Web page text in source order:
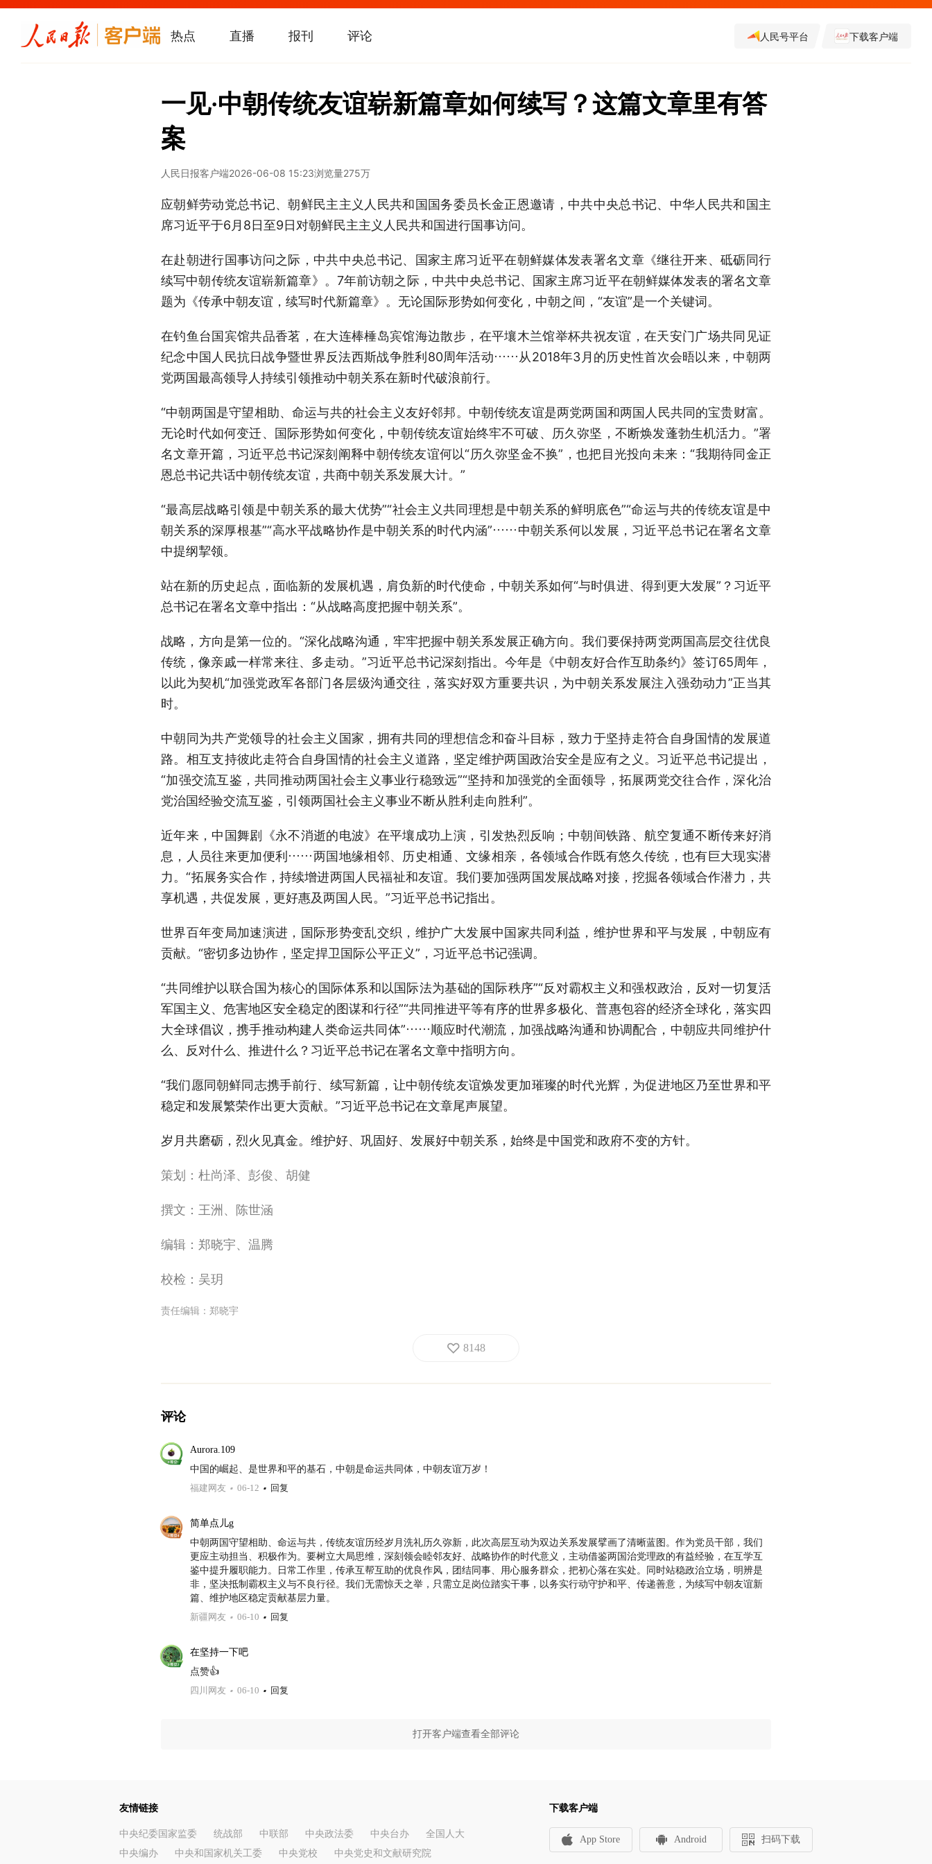
热点 直播 报刊 评论 人民号平台 下载客户端
一见·中朝传统友谊崭新篇章如何续写？这篇文章里有答
案
人民日报客户端2026-06-08 15:23浏览量275万
应朝鲜劳动党总书记、朝鲜民主主义人民共和国国务委员长金正恩邀请，中共中央总书记、中华人民共和国主
席习近平于6月8日至9日对朝鲜民主主义人民共和国进行国事访问。
在赴朝进行国事访问之际，中共中央总书记、国家主席习近平在朝鲜媒体发表署名文章《继往开来、砥砺同行
续写中朝传统友谊崭新篇章》。7年前访朝之际，中共中央总书记、国家主席习近平在朝鲜媒体发表的署名文章
题为《传承中朝友谊，续写时代新篇章》。无论国际形势如何变化，中朝之间，“友谊”是一个关键词。
在钓鱼台国宾馆共品香茗，在大连棒棰岛宾馆海边散步，在平壤木兰馆举杯共祝友谊，在天安门广场共同见证
纪念中国人民抗日战争暨世界反法西斯战争胜利80周年活动……从2018年3月的历史性首次会晤以来，中朝两
党两国最高领导人持续引领推动中朝关系在新时代破浪前行。
“中朝两国是守望相助、命运与共的社会主义友好邻邦。中朝传统友谊是两党两国和两国人民共同的宝贵财富。
无论时代如何变迁、国际形势如何变化，中朝传统友谊始终牢不可破、历久弥坚，不断焕发蓬勃生机活力。”署
名文章开篇，习近平总书记深刻阐释中朝传统友谊何以“历久弥坚金不换”，也把目光投向未来：“我期待同金正
恩总书记共话中朝传统友谊，共商中朝关系发展大计。”
“最高层战略引领是中朝关系的最大优势”“社会主义共同理想是中朝关系的鲜明底色”“命运与共的传统友谊是中
朝关系的深厚根基”“高水平战略协作是中朝关系的时代内涵”……中朝关系何以发展，习近平总书记在署名文章
中提纲挈领。
站在新的历史起点，面临新的发展机遇，肩负新的时代使命，中朝关系如何“与时俱进、得到更大发展”？习近平
总书记在署名文章中指出：“从战略高度把握中朝关系”。
战略，方向是第一位的。“深化战略沟通，牢牢把握中朝关系发展正确方向。我们要保持两党两国高层交往优良
传统，像亲戚一样常来往、多走动。”习近平总书记深刻指出。今年是《中朝友好合作互助条约》签订65周年，
以此为契机“加强党政军各部门各层级沟通交往，落实好双方重要共识，为中朝关系发展注入强劲动力”正当其
时。
中朝同为共产党领导的社会主义国家，拥有共同的理想信念和奋斗目标，致力于坚持走符合自身国情的发展道
路。相互支持彼此走符合自身国情的社会主义道路，坚定维护两国政治安全是应有之义。习近平总书记提出，
“加强交流互鉴，共同推动两国社会主义事业行稳致远”“坚持和加强党的全面领导，拓展两党交往合作，深化治
党治国经验交流互鉴，引领两国社会主义事业不断从胜利走向胜利”。
近年来，中国舞剧《永不消逝的电波》在平壤成功上演，引发热烈反响；中朝间铁路、航空复通不断传来好消
息，人员往来更加便利……两国地缘相邻、历史相通、文缘相亲，各领域合作既有悠久传统，也有巨大现实潜
力。“拓展务实合作，持续增进两国人民福祉和友谊。我们要加强两国发展战略对接，挖掘各领域合作潜力，共
享机遇，共促发展，更好惠及两国人民。”习近平总书记指出。
世界百年变局加速演进，国际形势变乱交织，维护广大发展中国家共同利益，维护世界和平与发展，中朝应有
贡献。“密切多边协作，坚定捍卫国际公平正义”，习近平总书记强调。
“共同维护以联合国为核心的国际体系和以国际法为基础的国际秩序”“反对霸权主义和强权政治，反对一切复活
军国主义、危害地区安全稳定的图谋和行径”“共同推进平等有序的世界多极化、普惠包容的经济全球化，落实四
大全球倡议，携手推动构建人类命运共同体”……顺应时代潮流，加强战略沟通和协调配合，中朝应共同维护什
么、反对什么、推进什么？习近平总书记在署名文章中指明方向。
“我们愿同朝鲜同志携手前行、续写新篇，让中朝传统友谊焕发更加璀璨的时代光辉，为促进地区乃至世界和平
稳定和发展繁荣作出更大贡献。”习近平总书记在文章尾声展望。
岁月共磨砺，烈火见真金。维护好、巩固好、发展好中朝关系，始终是中国党和政府不变的方针。
策划：杜尚泽、彭俊、胡健
撰文：王洲、陈世涵
编辑：郑晓宇、温腾
校检：吴玥
责任编辑： 郑晓宇
8148
评论
Aurora.109
中国的崛起、是世界和平的基石，中朝是命运共同体，中朝友谊万岁！
福建网友
06-12 回复
简单点儿g
中朝两国守望相助、命运与共，传统友谊历经岁月洗礼历久弥新，此次高层互动为双边关系发展擘画了清晰蓝图。作为党员干部，我们
更应主动担当、积极作为。要树立大局思维，深刻领会睦邻友好、战略协作的时代意义，主动借鉴两国治党理政的有益经验，在互学互
鉴中提升履职能力。日常工作里，传承互帮互助的优良作风，团结同事、用心服务群众，把初心落在实处。同时站稳政治立场，明辨是
非，坚决抵制霸权主义与不良行径。我们无需惊天之举，只需立足岗位踏实干事，以务实行动守护和平、传递善意，为续写中朝友谊新
篇、维护地区稳定贡献基层力量。
新疆网友
06-10 回复
在坚持一下吧
点赞👍
四川网友
06-10 回复
打开客户端查看全部评论
友情链接
中央纪委国家监委 统战部 中联部 中央政法委 中央台办
全国人大
中央编办
中央和国家机关工委 中央党校 中央党史和文献研究院
下载客户端
App Store Android 扫码下载